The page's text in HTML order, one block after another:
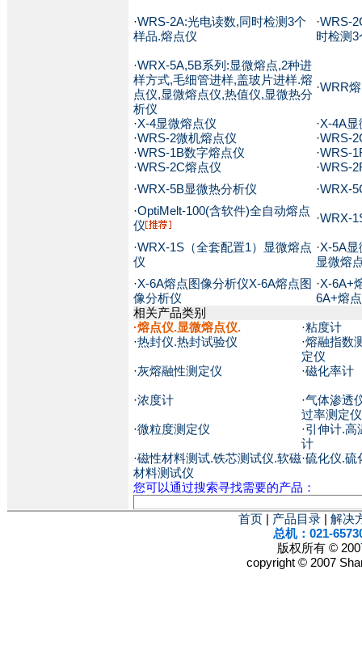
·WRS-2A:光电读数,同时检测3个
样品.熔点仪
·WRS-
时检测
·WRX-5A,5B系列:显微熔点,2种进
样方式,毛细管进样,盖玻片进样.熔
点仪,显微熔点仪,热值仪,显微热分
析仪
·WRR
·X-4显微熔点仪 ·X-4A显
·WRS-2微机熔点仪 ·WRS-
·WRS-1B数字熔点仪 ·WRS-
·WRS-2C熔点仪 ·WRS-
·WRX-5B显微热分析仪 ·WRX-
·OptiMelt-100(含软件)全自动熔点
仪
·WRX-
·WRX-1S（全套配置1）显微熔点
仪
·X-5A显
显微熔
·X-6A熔点图像分析仪X-6A熔点图
像分析仪
·X-6A+
6A+熔
相关产品类别
·熔点仪.显微熔点仪. ·粘度计
·热封仪.热封试验仪 ·熔融指数
定仪
·灰熔融性测定仪 ·磁化率计
·浓度计 ·气体渗透
过率测定仪
·微粒度测定仪 ·引伸计.高
计
·磁性材料测试.铁芯测试仪.软磁
材料测试仪
·硫化仪.硫
您可以通过搜索寻找需要的产品：
首页 产品目录
解决
总机：021-
版权所有 ©
copyright © 2007